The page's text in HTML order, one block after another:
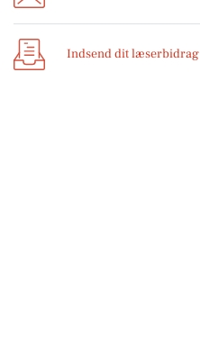
Indsend dit læserbidrag